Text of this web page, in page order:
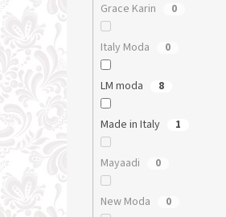
Grace Karin 0
Italy Moda 0
LM moda 8
Made in Italy 1
Mayaadi 0
New Moda 0